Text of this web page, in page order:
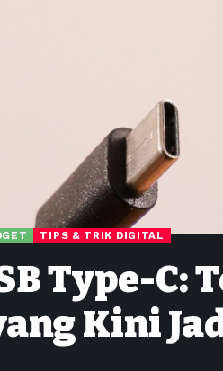
TIPS & TRIK DIGITAL
Type-C:
Kini